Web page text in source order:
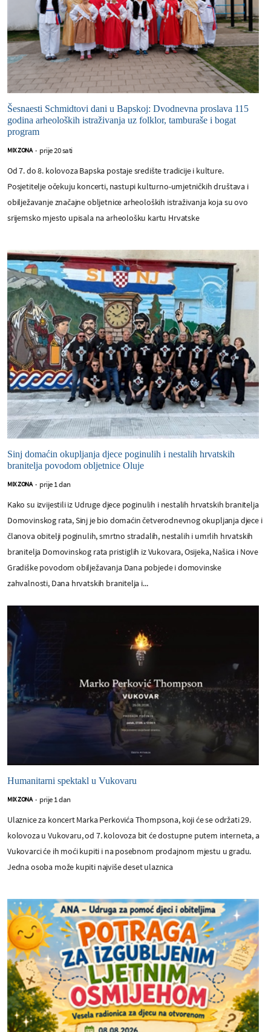
Šesnaesti Schmidtovi dani u Bapskoj: Dvodnevna proslava 115
godina arheoloških istraživanja uz folklor, tamburaše i bogat
program
MIX ZONA - prije 20 sati
Od 7. do 8. kolovoza Bapska postaje središte tradicije i kulture.
Posjetitelje očekuju koncerti, nastupi kulturno-umjetničkih društava i
obilježavanje značajne obljetnice arheoloških istraživanja koja su ovo
srijemsko mjesto upisala na arheološku kartu Hrvatske
Sinj domaćin okupljanja djece poginulih i nestalih hrvatskih
branitelja povodom obljetnice Oluje
MIX ZONA - prije 1 dan
Kako su izvijestili iz Udruge djece poginulih i nestalih hrvatskih branitelja
Domovinskog rata, Sinj je bio domaćin četverodnevnog okupljanja djece i
članova obitelji poginulih, smrtno stradalih, nestalih i umrlih hrvatskih
branitelja Domovinskog rata pristiglih iz Vukovara, Osijeka, Našica i Nove
Gradiške povodom obilježavanja Dana pobjede i domovinske
zahvalnosti, Dana hrvatskih branitelja i...
Humanitarni spektakl u Vukovaru
MIX ZONA - prije 1 dan
Ulaznice za koncert Marka Perkovića Thompsona, koji će se održati 29.
kolovoza u Vukovaru, od 7. kolovoza bit će dostupne putem interneta, a
Vukovarci će ih moći kupiti i na posebnom prodajnom mjestu u gradu.
Jedna osoba može kupiti najviše deset ulaznica